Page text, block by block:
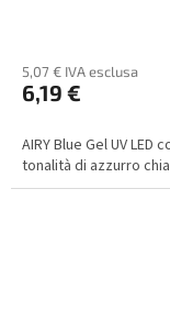
5,07 € IVA esclusa
6,19 €
AIRY Blue Gel UV
tonalità di azzurro